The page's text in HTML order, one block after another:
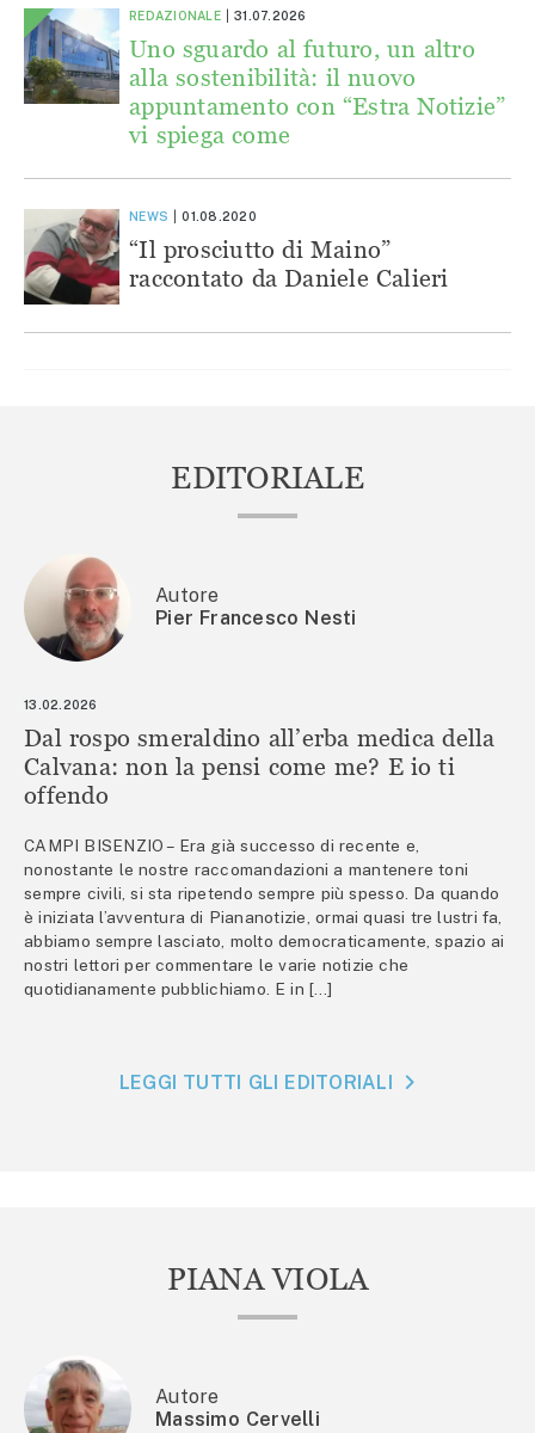
REDAZIONALE 31.07.2026
Uno sguardo al futuro, un altro
alla sostenibilità: il nuovo
appuntamento con “Estra Notizie”
vi spiega come
NEWS 01.08.2020
“Il prosciutto di Maino”
raccontato da Daniele Calieri
EDITORIALE
Autore
Pier Francesco Nesti
13.02.2026
Dal rospo smeraldino all’erba medica della
Calvana: non la pensi come me? E io ti
offendo
CAMPI BISENZIO – Era già successo di recente e,
nonostante le nostre raccomandazioni a mantenere toni
sempre civili, si sta ripetendo sempre più spesso. Da quando
è iniziata l’avventura di Piananotizie, ormai quasi tre lustri fa,
abbiamo sempre lasciato, molto democraticamente, spazio ai
nostri lettori per commentare le varie notizie che
quotidianamente pubblichiamo. E in […]
LEGGI TUTTI GLI EDITORIALI
PIANA VIOLA
Autore
Massimo Cervelli